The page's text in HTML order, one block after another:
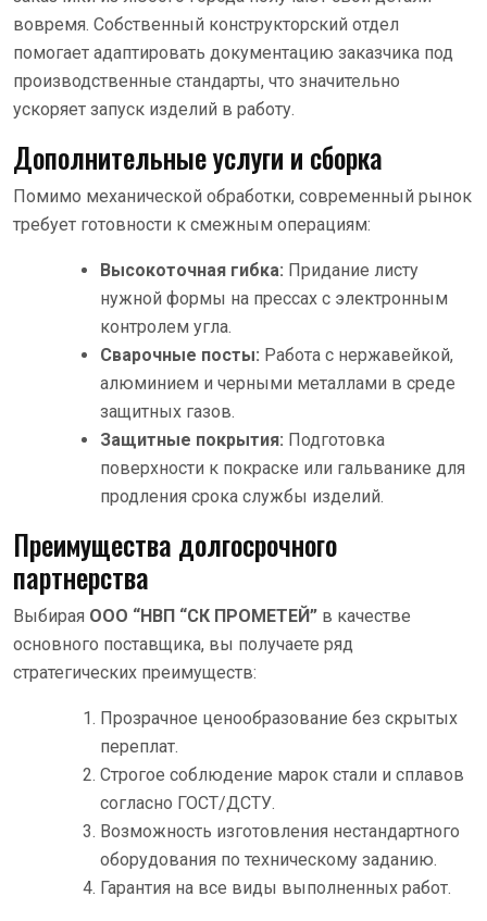
вовремя. Собственный конструкторский отдел
помогает адаптировать документацию заказчика под
производственные стандарты, что значительно
ускоряет запуск изделий в работу.
Дополнительные услуги и сборка
Помимо механической обработки, современный рынок
требует готовности к смежным операциям:
Высокоточная гибка: Придание листу
нужной формы на прессах с электронным
контролем угла.
Сварочные посты: Работа с нержавейкой,
алюминием и черными металлами в среде
защитных газов.
Защитные покрытия: Подготовка
поверхности к покраске или гальванике для
продления срока службы изделий.
Преимущества долгосрочного
партнерства
Выбирая ООО “НВП “СК ПРОМЕТЕЙ” в качестве
основного поставщика, вы получаете ряд
стратегических преимуществ:
Прозрачное ценообразование без скрытых
переплат.
Строгое соблюдение марок стали и сплавов
согласно ГОСТ/ДСТУ.
Возможность изготовления нестандартного
оборудования по техническому заданию.
Гарантия на все виды выполненных работ.